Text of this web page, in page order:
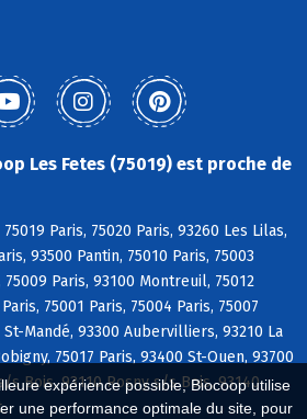
expérience possible, Biocoop utilise
une performance optimale du site, pour
Les Fetes (75019) est proche de
Paris, 75020 Paris, 93260 Les Lilas,
93500 Pantin, 75010 Paris, 75003
Paris, 93100 Montreuil, 75012
75001 Paris, 75004 Paris, 75007
St-Mandé, 93300 Aubervilliers, 93210 La
75017 Paris, 93400 St-Ouen, 93700
s Bois, 93110 Rosny s/s Bois, 93140